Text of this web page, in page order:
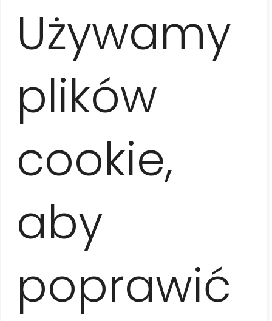
Używamy
plików
cookie,
aby
poprawić
su viaje para generar un código QR, que se
verificará antes de abordar el avión y se
escaneará en el aeropuerto a su llegada.
Puede guardar el código en su teléfono o
imprimirlo.
La visa cubana también se conoce como
países que viajan a Cuba con fines turísticos
deben obtenerla. La visa tiene una validez de
90 días a partir de la llegada a la isla y puede
inmigración) por 90 días adicionales. Puede
adquirir la Tarjeta de Turista directamente con
nosotros por
pagar en PLN).
¡Atención! El tipo de visa que vendemos no
es adecuado para ciudadanos de Cuba y
Estados Unidos, ni para viajeros que llegan a